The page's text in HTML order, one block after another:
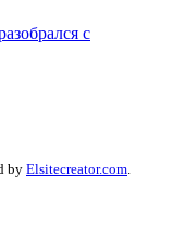
с
by Elsitecreator.com